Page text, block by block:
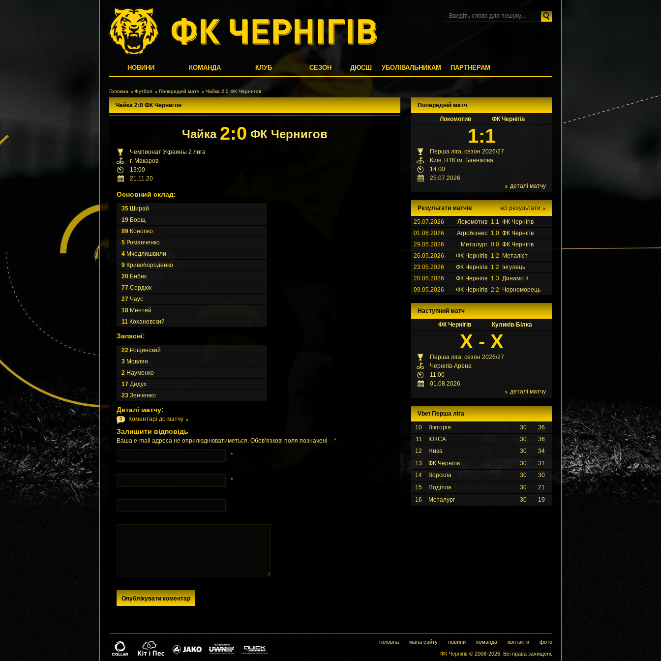
НОВИНИ КОМАНДА КЛУБ СЕЗОН ДЮСШ УБОЛІВАЛЬНИКАМ ПАРТНЕРАМ
Головна Футбол Попередній матч Чайка 2:0 ФК Чернигов
Чайка 2:0 ФК Чернигов
Чайка 2:0 ФК Чернигов
Чемпионат Украины 2 лига
г. Макаров
13:00
21.11.20
Основний склад:
35 Ширай
19 Борщ
99 Конопко
5 Романченко
4 Мчедлишвили
9 Кривобороденко
20 Бибик
77 Сердюк
27 Чаус
18 Ментей
11 Кохановский
Запасні:
22 Рощинский
3 Мовлян
2 Науменко
17 Дедух
23 Зенченко
Деталі матчу:
0 Коментарі до матчу
Залишити відповідь
Ваша e-mail адреса не оприлюднюватиметься. Обов’язкові поля позначені *
*
*
Попередній матч
Локомотив
ФК Чернігів
1:1
Перша ліга, сезон 2026/27
Київ, НТК ім. Баннікова
14:00
25.07.2026
деталі матчу
всі результати
Результати матчів
25.07.2026
Локомотив 1:1 ФК Чернігів
01.06.2026
Агробізнес 1:0 ФК Чернігів
29.05.2026
Металург 0:0 ФК Чернігів
26.05.2026
ФК Чернігів 1:2
Металіст
23.05.2026
ФК Чернігів 1:2
Інгулець
20.05.2026
ФК Чернігів 1:3 Динамо К
09.05.2026
ФК Чернігів 2:2 Чорноморець
Наступний матч
ФК Чернігів
Куликів-Білка
X - X
Перша ліга, сезон 2026/27
Чернігів-Арена
11:00
01.08.2026
деталі матчу
Vbet Перша ліга
10
Вікторія 30
36
11
ЮКСА 30
36
12
Нива 30
34
13
ФК Чернігів 30
31
14
Ворскла 30
30
15
Поділля 30
21
16
Металург 30 19
головна мапа сайту новини команда контакти
фото
ФК Чернігів © 2008-2026. Всі права захищені.